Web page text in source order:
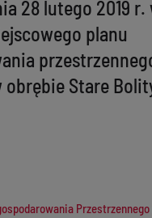
28 lutego 2019
planu
obrębie Stare